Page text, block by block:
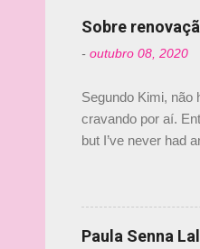
Sobre
- outubro 08, 2020
Segundo Kimi, não
cravando por aí.
but I’ve never had
falando sobre o
@RGrosjean !
Paula Senna